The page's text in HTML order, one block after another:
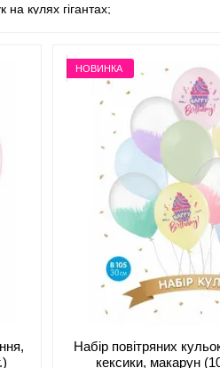
на кулях гігантах;
НОВИНКА
Набір повітряних
кексики, макарун